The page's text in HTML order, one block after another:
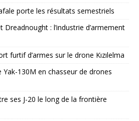
porte les résultats semestriels
: l’industrie d’armement
furtif d’armes sur le drone Kızılelma
130M en chasseur de drones
ses J-20 le long de la frontière